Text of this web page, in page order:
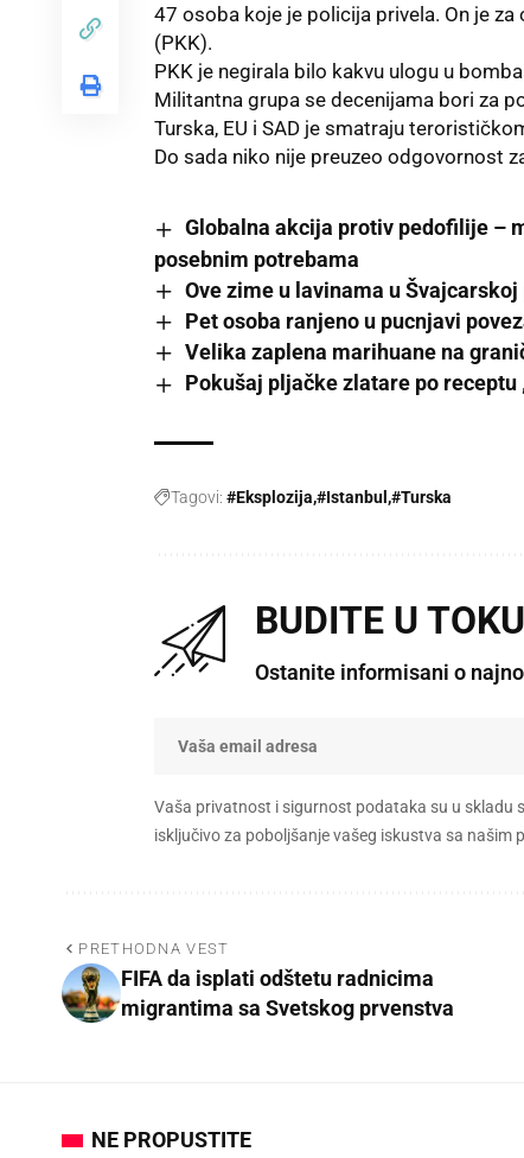
47 osoba koje je policija privela. On je
(PKK).
PKK je negirala bilo kakvu ulogu u
Militantna grupa se decenijama bori za
Turska, EU i SAD je smatraju
Do sada niko nije preuzeo odgovornost
Globalna akcija protiv pedofilije –
posebnim potrebama
Ove zime u lavinama u
Pet osoba ranjeno u pucnjavi
Velika zaplena marihuane na
Pokušaj pljačke zlatare po receptu
Tagovi: #Eksplozija #Istanbul #Turska
BUDITE U
Ostanite informisani o
Vaša privatnost i sigurnost podataka su u skladu
isključivo za poboljšanje vašeg iskustva sa
PRETHODNA VEST
FIFA da isplati odštetu radnicima
migrantima sa Svetskog prvenstva
NE PROPUSTITE